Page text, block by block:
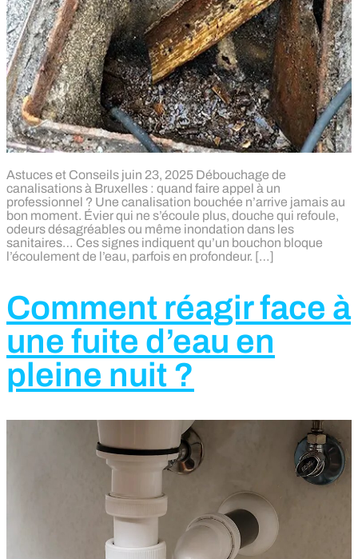
Astuces et Conseils juin 23, 2025 Débouchage de
canalisations à Bruxelles : quand faire appel à un
professionnel ? Une canalisation bouchée n’arrive jamais au
bon moment. Évier qui ne s’écoule plus, douche qui refoule,
odeurs désagréables ou même inondation dans les
sanitaires… Ces signes indiquent qu’un bouchon bloque
l’écoulement de l’eau, parfois en profondeur. […]
Comment réagir face à
une fuite d’eau en
pleine nuit ?